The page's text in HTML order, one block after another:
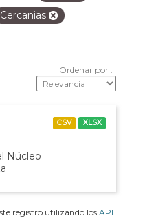
Cercanias
Ordenar por
Núcleo
CSV XLSX
registro utilizando losAPI